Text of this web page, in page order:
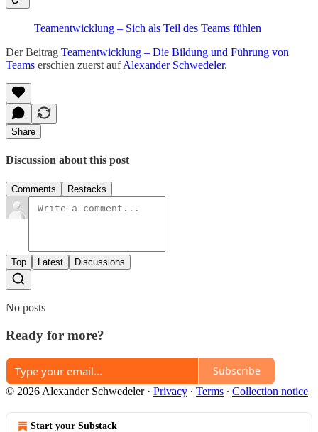
Teamentwicklung – Sich als Teil des Teams fühlen
Der Beitrag Teamentwicklung – Die Bildung und Führung von
Teams erschien zuerst aufAlexander Schwedeler.
Share
Discussion about this post
Comments Restacks
Top Latest Discussions
No posts
Ready for more?
Subscribe
© 2026 Alexander Schwedeler· Privacy ∙ Terms ∙ Collection notice
Start your Substack